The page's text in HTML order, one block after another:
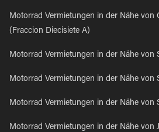
Motorrad Vermietungen in der Nähe von
(Fraccion Diecisiete A)
Motorrad Vermietungen in der Nähe von
Motorrad Vermietungen in der Nähe von
Motorrad Vermietungen in der Nähe von
Motorrad Vermietungen in der Nähe von